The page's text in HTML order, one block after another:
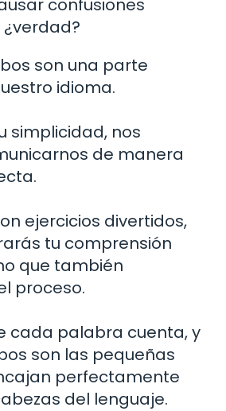
confusiones
son una parte
idioma.
simplicidad, nos
de manera
ejercicios divertidos,
tu comprensión
que también
proceso.
cada palabra cuenta, y
son las pequeñas
perfectamente
del lenguaje.